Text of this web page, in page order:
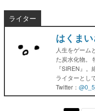
ライター
はくま
人生をゲーム
た炭水化物。
『SIREN』
ライターとし
Twitter：